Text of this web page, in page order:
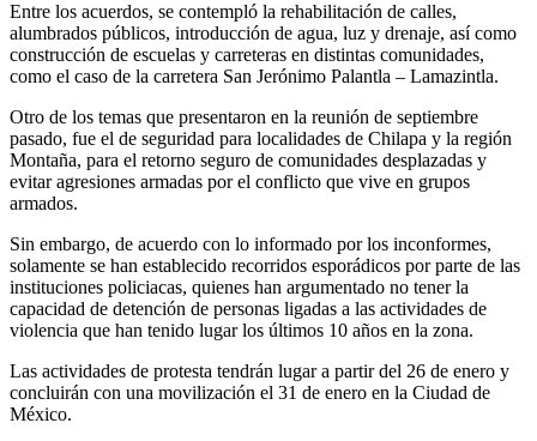
Entre los acuerdos, se contempló la rehabilitación de calles,
alumbrados públicos, introducción de agua, luz y drenaje, así como
construcción de escuelas y carreteras en distintas comunidades,
como el caso de la carretera San Jerónimo Palantla – Lamazintla.
Otro de los temas que presentaron en la reunión de septiembre
pasado, fue el de seguridad para localidades de Chilapa y la región
Montaña, para el retorno seguro de comunidades desplazadas y
evitar agresiones armadas por el conflicto que vive en grupos
armados.
Sin embargo, de acuerdo con lo informado por los inconformes,
solamente se han establecido recorridos esporádicos por parte de las
instituciones policiacas, quienes han argumentado no tener la
capacidad de detención de personas ligadas a las actividades de
violencia que han tenido lugar los últimos 10 años en la zona.
Las actividades de protesta tendrán lugar a partir del 26 de enero y
concluirán con una movilización el 31 de enero en la Ciudad de
México.